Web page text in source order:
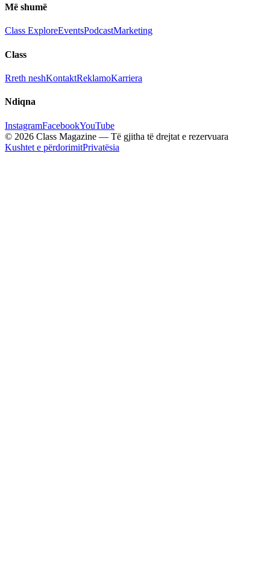
Më shumë
Class ExploreEventsPodcastMarketing
Class
Rreth neshKontaktReklamoKarriera
Ndiqna
InstagramFacebookYouTube
© 2026 Class Magazine — Të gjitha të drejtat e rezervuara
Kushtet e përdorimitPrivatësia